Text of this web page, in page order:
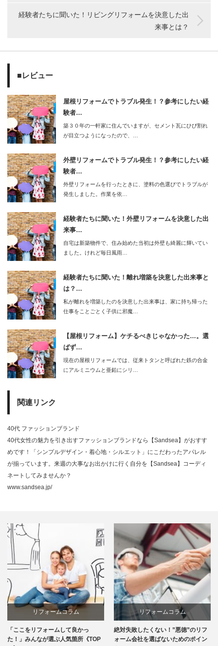
経験者たちに聞いた！リビングリフォームを決意した出
来事とは？
■レビュー
屋根リフォームでトラブル発生！？参考にしたい経
験者…
築３０年の一軒家に住んでいますが、セメント瓦にひび割れ
が目立つようになったので、…
外壁リフォームでトラブル発生！？参考にしたい経
験者…
外壁リフォームを行ったときに、塗料の色選びでトラブルが
発生しました。作業を依…
経験者たちに聞いた！外壁リフォームを決意した出
来事…
自宅は新築物件で、住み始めた当初は外壁も綺麗に輝いてい
ました。けれど毎日風雨…
経験者たちに聞いた！離れ増築を決意した出来事と
は？…
私が離れを増築したのを決意した出来事は、家に持ち帰った
仕事をことごとく子供に邪魔…
【屋根リフォーム】ケチるべきじゃなかった…。選
ばず…
現在の屋根リフォームでは、従来トタンと呼ばれた鉄の合金
にアルミニウムと亜鉛にシリ…
関連リンク
40代 ファッションブランド
40代女性の魅力を引き出すファッションブランドなら【Sandsea】がおすす
めです！「シンプルデザイン・着心地・シルエット」にこだわったアパレル
が揃っています。来週の大事なお出かけに行く自分を【Sandsea】コーディ
ネートしてみませんか？
www.sandsea.jp/
リフォームコラム
「ここをリフォームして良かっ
た！」みんなが選ぶ人気箇所《TOP
リフォームコラム
絶対失敗したくない！”悪徳”のリフ
ォーム会社を選ばないためのポイン